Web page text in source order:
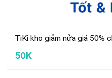
TiKi kho giảm nửa giá 50%
50K